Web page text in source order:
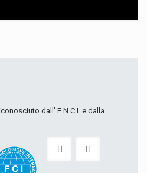
dall' E.N.C.I. e dalla